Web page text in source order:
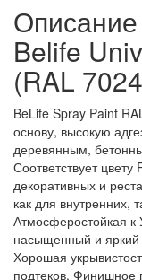
Belife
(RAL
BeLife Spray Paint
основу, высокую
деревянным,
Соответствует
декоративных и
как для внутренних,
Атмосферостойкая
насыщенный и яркий
Хорошая
подтеков. Финишное